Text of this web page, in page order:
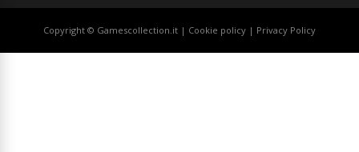
Copyright © Gamescollection.it | Cookie policy | Privacy Policy